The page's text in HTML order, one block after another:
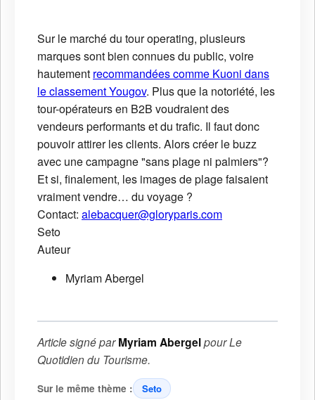
Sur le marché du tour operating, plusieurs
marques sont bien connues du public, voire
hautement recommandées comme Kuoni dans
le classement Yougov. Plus que la notoriété, les
tour-opérateurs en B2B voudraient des
vendeurs performants et du trafic. Il faut donc
pouvoir attirer les clients. Alors créer le buzz
avec une campagne "sans plage ni palmiers"?
Et si, finalement, les images de plage faisaient
vraiment vendre… du voyage ?
Contact: alebacquer@gloryparis.com
Seto
Auteur
Myriam Abergel
Article signé parMyriam AbergelpourLe
Quotidien du Tourisme.
Sur le même thème : Seto